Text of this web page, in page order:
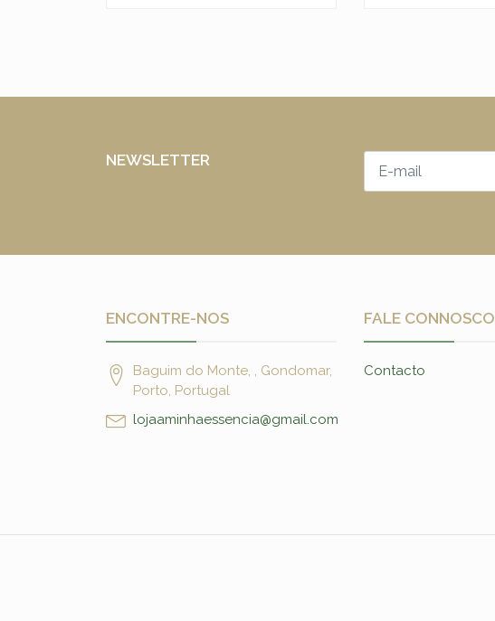
NEWSLETTER
ENCONTRE-NOS
Baguim do Monte, , Gondomar,
Porto, Portugal
lojaaminhaessencia@gmail.com
FALE CONNOSCO
Contacto